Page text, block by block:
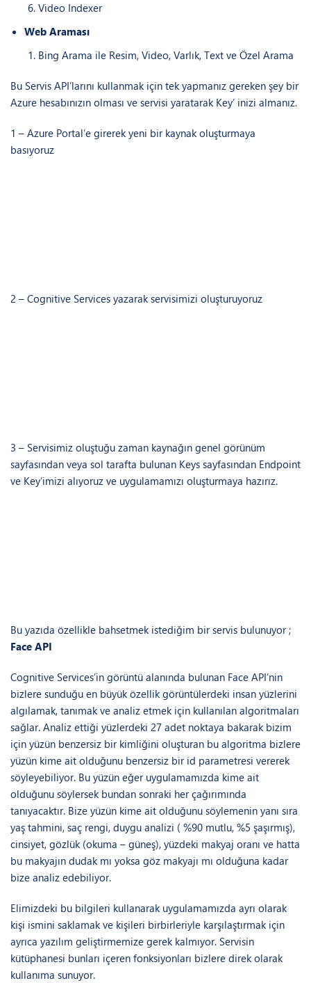
Video Indexer
Web Araması
Bing Arama ile Resim, Video, Varlık, Text ve Özel Arama
Bu Servis API’larını kullanmak için tek yapmanız gereken şey bir
Azure hesabınızın olması ve servisi yaratarak Key’ inizi almanız.
1 – Azure Portal’e girerek yeni bir kaynak oluşturmaya
basıyoruz
3 – Servisimiz oluştuğu zaman kaynağın genel görünüm
sayfasından veya sol tarafta bulunan Keys sayfasından Endpoint
ve Key’imizi alıyoruz ve uygulamamızı oluşturmaya hazırız.
Bu yazıda özellikle bahsetmek istediğim bir servis bulunuyor ;
Cognitive Services’in görüntü alanında bulunan Face API’nin
bizlere sunduğu en büyük özellik görüntülerdeki insan yüzlerini
algılamak, tanımak ve analiz etmek için kullanılan algoritmaları
sağlar. Analiz ettiği yüzlerdeki 27 adet noktaya bakarak bizim
için yüzün benzersiz bir kimliğini oluşturan bu algoritma bizlere
yüzün kime ait olduğunu benzersiz bir id parametresi vererek
söyleyebiliyor. Bu yüzün eğer uygulamamızda kime ait
olduğunu söylersek bundan sonraki her çağırımında
tanıyacaktır. Bize yüzün kime ait olduğunu söylemenin yanı sıra
yaş tahmini, saç rengi, duygu analizi ( %90 mutlu, %5 şaşırmış),
cinsiyet, gözlük (okuma – güneş), yüzdeki makyaj oranı ve hatta
bu makyajın dudak mı yoksa göz makyajı mı olduğuna kadar
Elimizdeki bu bilgileri kullanarak uygulamamızda ayrı olarak
kişi ismini saklamak ve kişileri birbirleriyle karşılaştırmak için
ayrıca yazılım geliştirmemize gerek kalmıyor. Servisin